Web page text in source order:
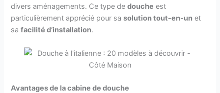
divers aménagements. Ce type dedouche est
particulièrement apprécié pour sasolution tout-en-un et
safacilité d’installation.
Avantages de la cabine de douche